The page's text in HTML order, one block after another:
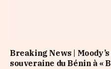
Breaking News |
souveraine du Bénin à «